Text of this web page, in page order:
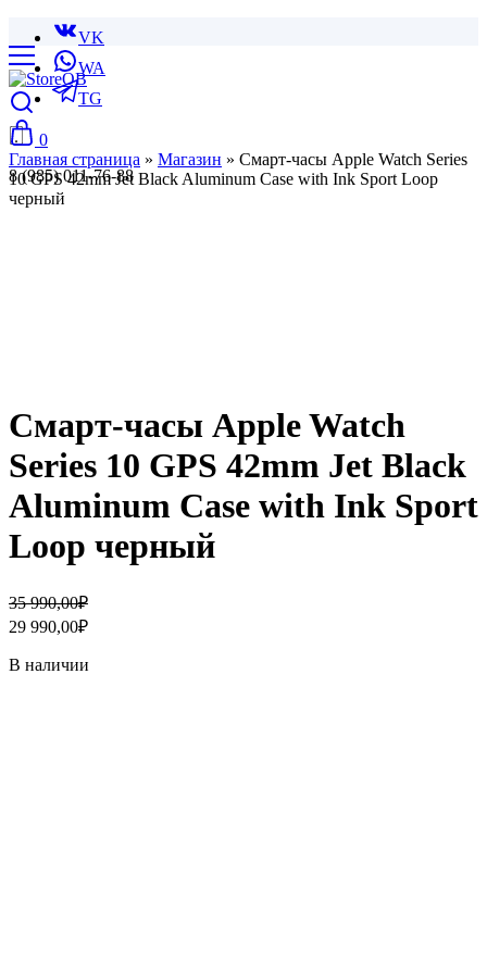
VK
WA
TG
8 (985) 011-76-88
0
Главная страница » Магазин » Смарт-часы Apple Watch Series
10 GPS 42mm Jet Black Aluminum Case with Ink Sport Loop
черный
Смарт-часы Apple Watch
Series 10 GPS 42mm Jet Black
Aluminum Case with Ink Sport
Loop черный
35 990,00₽
Первоначальная
цена
составляла
35
29 990,00₽
Текущая
цена:
29
990,00₽.
В наличии